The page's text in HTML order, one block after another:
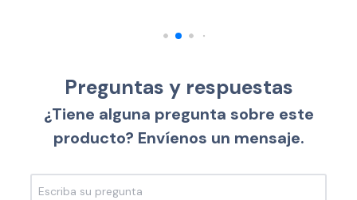
Preguntas y respuestas
¿Tiene alguna pregunta sobre este
producto? Envíenos un mensaje.